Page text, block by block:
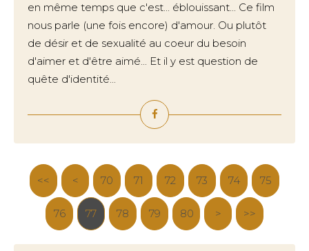
en même temps que c'est... éblouissant... Ce film
nous parle (une fois encore) d'amour. Ou plutôt
de désir et de sexualité au coeur du besoin
d'aimer et d'être aimé... Et il y est question de
quête d'identité...
<< < 10
20
30
40
50
60
70 71 72 73 74 75
76 77 78 79 80 90
100
> >>